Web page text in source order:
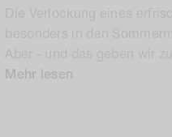
Mehr lesen